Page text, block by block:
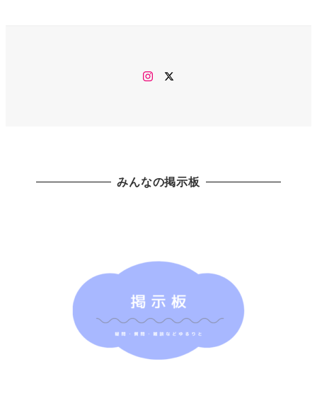
Instagram
みんなの掲示板